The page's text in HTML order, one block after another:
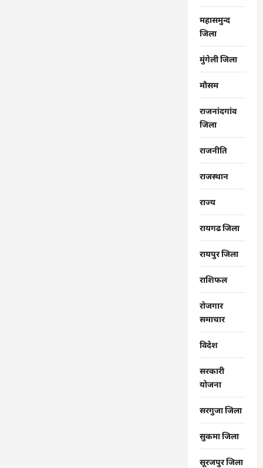
महासमुन्द
जिला
मुंगेली जिला
मौसम
राजनांदगांव
जिला
राजनीति
राजस्थान
राज्‍य
रायगढ जिला
रायपुर जिला
राशिफल
रोजगार
समाचार
विदेश
सरकारी
योजना
सरगुजा जिला
सुकमा जिला
सूरजपुर जिला